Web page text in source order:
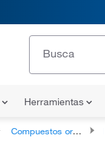
Herramientas
Compuestos orgánicos